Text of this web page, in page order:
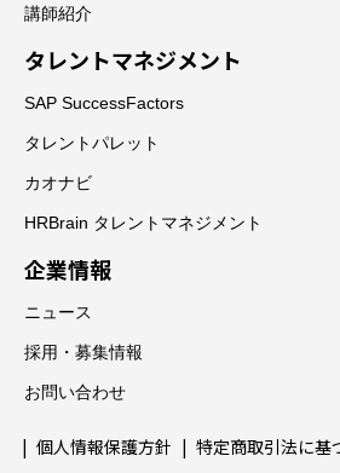
講師紹介
タレントマネジメント
SAP SuccessFactors
タレントパレット
カオナビ
HRBrain タレントマネジメント
企業情報
ニュース
採用・募集情報
お問い合わせ
個人情報保護方針
特定商取引法に基